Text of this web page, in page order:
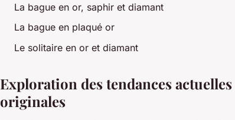
La bague en or, saphir et diamant
La bague en plaqué or
Le solitaire en or et diamant
Exploration des tendances
originales